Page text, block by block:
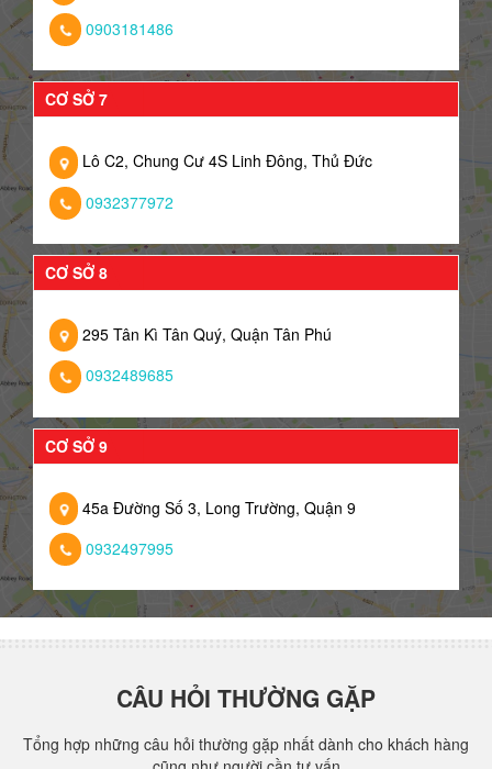
0903181486
CƠ SỞ 7
Lô C2, Chung Cư 4S Linh Đông, Thủ Đức
0932377972
CƠ SỞ 8
295 Tân Kì Tân Quý, Quận Tân Phú
0932489685
CƠ SỞ 9
45a Đường Số 3, Long Trường, Quận 9
0932497995
CÂU HỎI THƯỜNG GẶP
Tổng hợp những câu hỏi thường gặp nhất dành cho khách hàng